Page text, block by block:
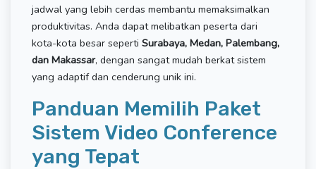
jadwal yang lebih cerdas membantu memaksimalkan
produktivitas. Anda dapat melibatkan peserta dari
kota-kota besar seperti Surabaya, Medan, Palembang,
dan Makassar, dengan sangat mudah berkat sistem
yang adaptif dan cenderung unik ini.
Panduan Memilih Paket
Sistem Video Conference
yang Tepat